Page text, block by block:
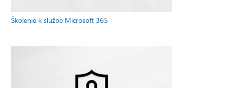
Školenie k službe Microsoft 365